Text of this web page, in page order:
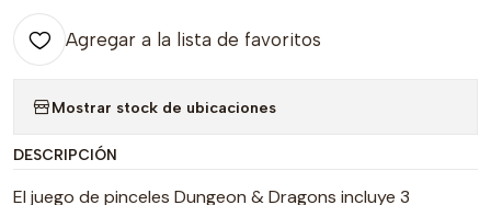
Agregar a la lista de favoritos
Mostrar stock de ubicaciones
DESCRIPCIÓN
El juego de pinceles Dungeon & Dragons incluye 3